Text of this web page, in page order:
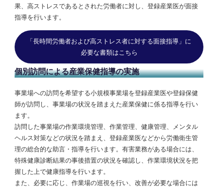
果、高ストレスであるとされた労働者に対し、登録産業医が面接
指導を行います。
「長時間労働者および高ストレス者に対する面接指導」に
必要な書類はこちら
個別訪問による産業保健指導の実施
事業場への訪問を希望する小規模事業場を登録産業医や登録保健
師が訪問し、事業場の状況を踏まえた産業保健に係る指導を行い
ます。
訪問した事業場の作業環境管理、作業管理、健康管理、メンタル
ヘルス対策などの状況を踏まえ、登録産業医などから労働衛生管
理の総合的な助言・指導を行います。有害業務がある場合には、
特殊健康診断結果の事後措置の状況を確認し、作業環境状況を把
握した上で健康指導を行います。
また、必要に応じ、作業場の巡視を行い、改善が必要な場合には